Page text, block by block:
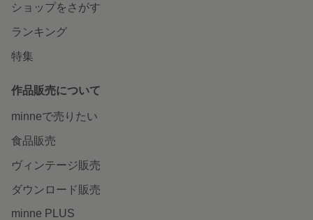
ショップをさがす
ランキング
特集
作品販売について
minneで売りたい
食品販売
ヴィンテージ販売
ダウンロード販売
minne PLUS